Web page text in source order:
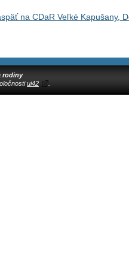
na CDaR Veľké Kapušany,
rodiny
ui42